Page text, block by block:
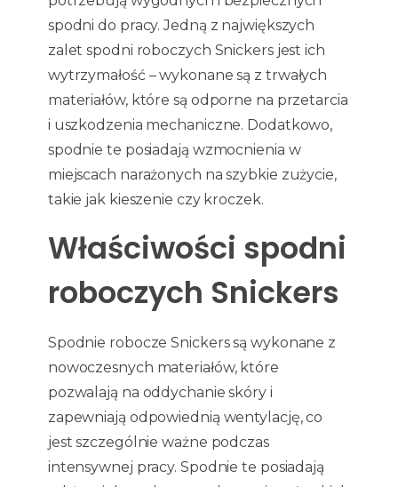
spodni do pracy. Jedną z największych
zalet spodni roboczych Snickers jest ich
wytrzymałość – wykonane są z trwałych
materiałów, które są odporne na przetarcia
i uszkodzenia mechaniczne. Dodatkowo,
spodnie te posiadają wzmocnienia w
miejscach narażonych na szybkie zużycie,
takie jak kieszenie czy kroczek.
Właściwości spodni
roboczych Snickers
Spodnie robocze Snickers są wykonane z
nowoczesnych materiałów, które
pozwalają na oddychanie skóry i
zapewniają odpowiednią wentylację, co
jest szczególnie ważne podczas
intensywnej pracy. Spodnie te posiadają